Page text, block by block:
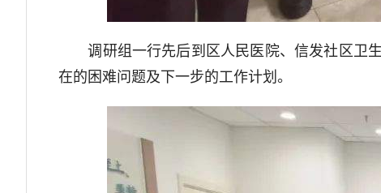
调研组一行先后到区人民医院、信发社区卫生
在的困难问题及下一步的工作计划。